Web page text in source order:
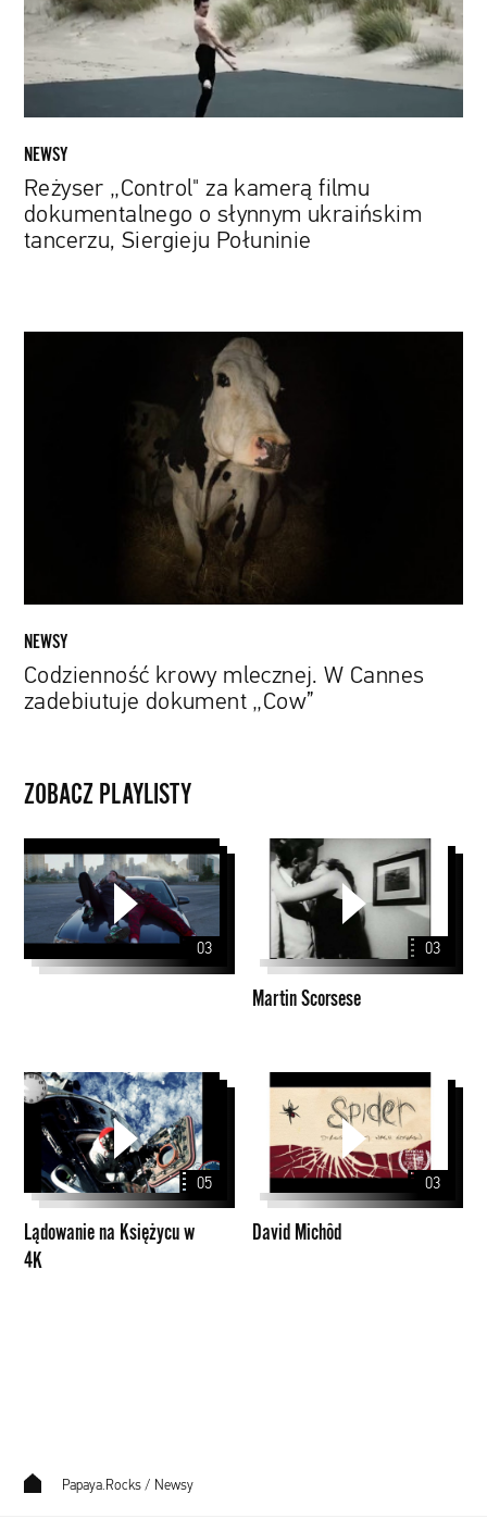
o
słynnym
ukraińskim
Siergieju
Połuninie
NEWSY
Reżyser „Control" za kamerą filmu
dokumentalnego o słynnym ukraińskim
tancerzu, Siergieju Połuninie
NEWSY
Codzienność krowy mlecznej. W Cannes
zadebiutuje dokument „Cow”
ZOBACZ PLAYLISTY
03
Martin
Scorsese
03
Martin Scorsese
Lądowanie
Księżycu
05
Lądowanie na Księżycu w
4K
David
Michôd
03
David Michôd
Papaya.Rocks / Newsy